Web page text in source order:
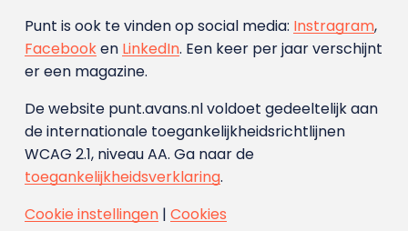
Punt is ook te vinden op social media: Instragram,
Facebooken LinkedIn. Een keer per jaar verschijnt
er een magazine.
De website punt.avans.nl voldoet gedeeltelijk aan
de internationale toegankelijkheidsrichtlijnen
WCAG 2.1, niveau AA. Ga naar de
toegankelijkheidsverklaring.
Cookie instellingen| Cookies